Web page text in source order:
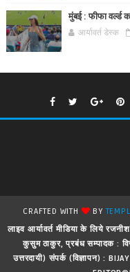
मुंबई : फीफा
आर्यावर्त डेस्क
CRAFTED WITH BY
लाइव आर्यावर्त मीडिया के लिये
कुसुम ठाकुर, प्रबंध सम्पादक :
उत्तरदायी) संपर्क (विज्ञापन) :